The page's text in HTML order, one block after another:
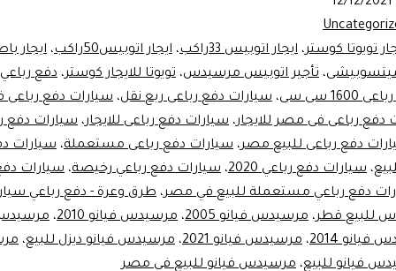
تويوتا كوستر، ايجار اتوبيس 33راكب ، ايجار اتوبيس50راكب ، ايجار
ميتسوبيشى، تأجير اتوبيس مرسيدس، تويوتا للايجار كوستر، دفع
سى سى
، سيارات دفع رباعى ربع نقل، سيارات دفع
دفع رباعى فى مصر للايجار، سيارات دفع رباعى للايجار، سيارات دفع
دفع رباعى للبيع مصر، سيارات دفع رباعى مستعملة، سيارات
، سيارات دفع رباعي 2020 ، سيارات دفع رباعي رخيصة، سيارات
دفع رباعي مستعملة للبيع في مصر، طرق وعرة - دفع رباعي
للبيع قطر، مرسيدس فيانو 2005 ، مرسيدس فيانو 2010 ،
2014 ، مرسيدس فيانو 2021 ، مرسيدس فيانو ديزل للبيع،
فيانو للبيع، مرسيدس فيانو للبيع في مصر